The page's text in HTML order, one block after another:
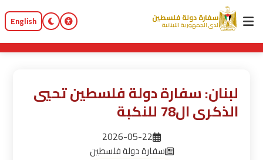
سفارة دولة فلسطين
لدى الجمهورية اللبنانية English
لبنان: سفارة دولة فلسطين تحيي
الذكرى ال78 للنكبة
2026-05-22
سفارة دولة فلسطين